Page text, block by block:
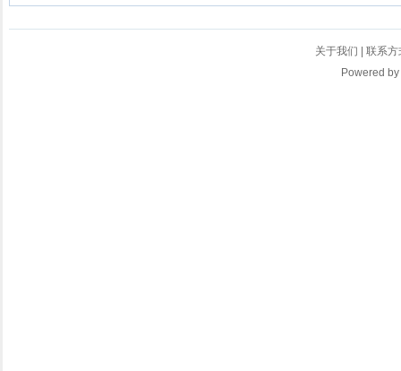
关于我们 | 联系方
Powered by